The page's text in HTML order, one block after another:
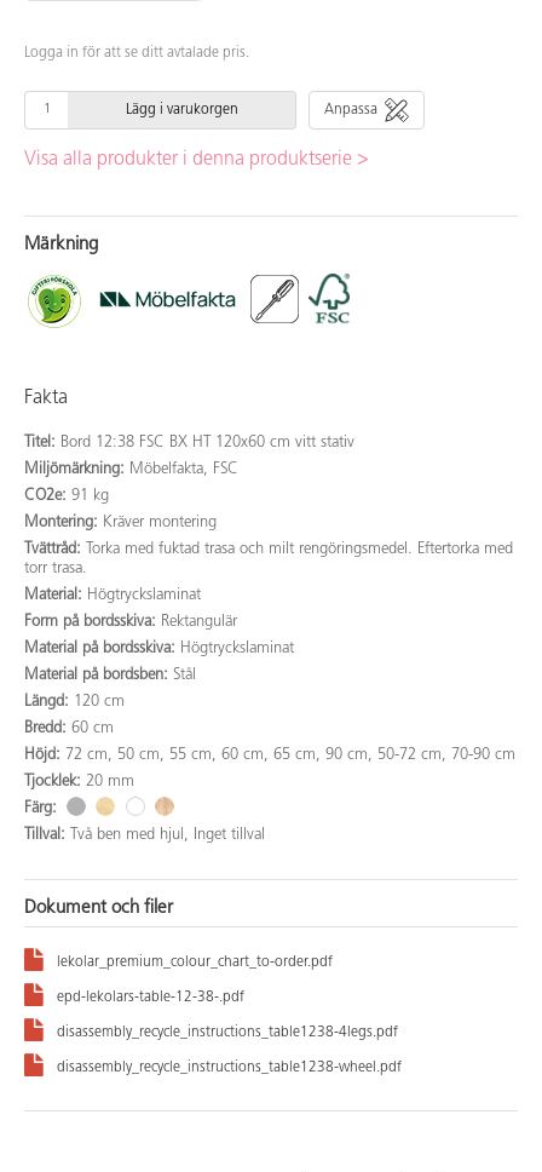
Logga in för att se ditt avtalade pris.
Lägg i varukorgen Anpassa
Visa alla produkter i denna produktserie >
Märkning
Fakta
Titel: Bord 12:38 FSC BX HT 120x60 cm vitt stativ
Miljömärkning: Möbelfakta, FSC
CO2e: 91 kg
Montering: Kräver montering
Tvättråd:
Torka med fuktad trasa och milt rengöringsmedel. Eftertorka med
torr trasa.
Material: Högtryckslaminat
Form på bordsskiva: Rektangulär
Material på bordsskiva: Högtryckslaminat
Material på bordsben: Stål
Längd: 120 cm
Bredd: 60 cm
Höjd: 72 cm, 50 cm, 55 cm, 60 cm, 65 cm, 90 cm, 50-72 cm, 70-90 cm
Tjocklek: 20 mm
Färg:
Tillval:
Två ben med hjul, Inget tillval
Dokument och filer
lekolar_premium_colour_chart_to-order.pdf
epd-lekolars-table-12-38-.pdf
disassembly_recycle_instructions_table1238-4legs.pdf
disassembly_recycle_instructions_table1238-wheel.pdf